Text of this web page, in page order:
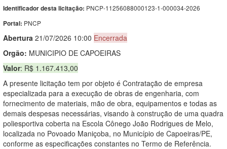
Identificador desta licitação: PNCP-11256088000123-1-000034-2026
Portal: PNCP
Abertura 21/07/2026 10:00 Encerrada
Orgão: MUNICIPIO DE CAPOEIRAS
Valor: R$ 1.167.413,00
A presente licitação tem por objeto é Contratação de empresa
especializada para a execução de obras de engenharia, com
fornecimento de materiais, mão de obra, equipamentos e todas as
demais despesas necessárias, visando à construção de uma quadra
poliesportiva coberta na Escola Cônego João Rodrigues de Melo,
localizada no Povoado Maniçoba, no Município de Capoeiras/PE,
conforme as especificações constantes no Termo de Referência.